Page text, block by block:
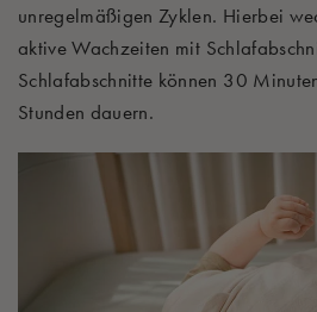
unregelmäßigen Zyklen. Hierbei
aktive Wachzeiten mit
Schlafabschnitte können 30
Stunden dauern.